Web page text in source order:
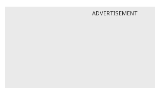
ADVERTISEMENT